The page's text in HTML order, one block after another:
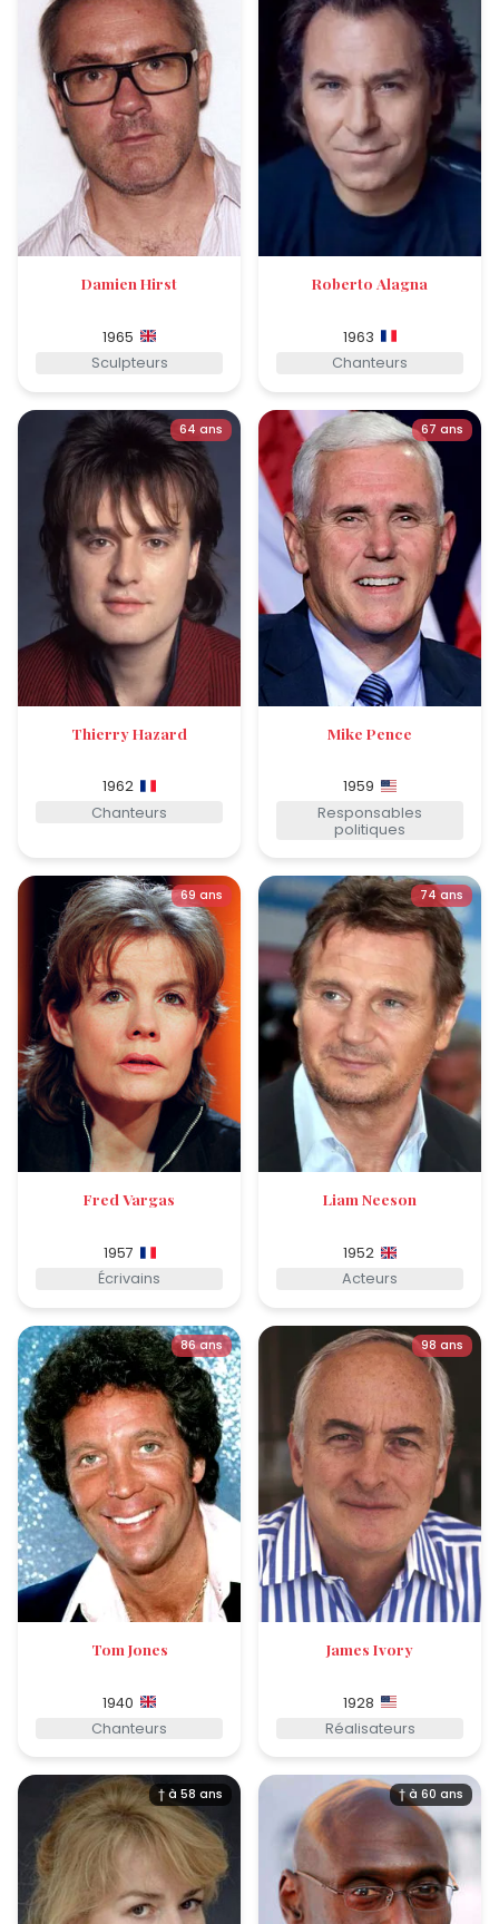
Damien Hirst
1965
Sculpteurs
Roberto Alagna
1963
Chanteurs
64 ans
Thierry Hazard
1962
Chanteurs
67 ans
Mike Pence
1959
Responsables
politiques
69 ans
Fred Vargas
1957
Écrivains
74 ans
Liam Neeson
1952
Acteurs
86 ans
Tom Jones
1940
Chanteurs
98 ans
James Ivory
1928
Réalisateurs
† à 58 ans † à 60 ans